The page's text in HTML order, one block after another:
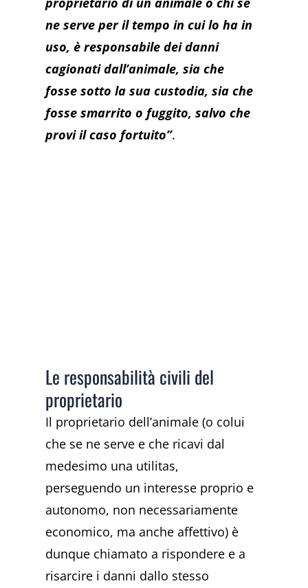
ne serve per il tempo in cui lo ha in
uso, è responsabile dei danni
cagionati dall’animale, sia che
fosse sotto la sua custodia, sia che
fosse smarrito o fuggito, salvo che
provi il caso fortuito”.
Le responsabilità civili del
proprietario
Il proprietario dell’animale (o colui
che se ne serve e che ricavi dal
medesimo una utilitas,
perseguendo un interesse proprio e
autonomo, non necessariamente
economico, ma anche affettivo) è
dunque chiamato a rispondere e a
risarcire i danni dallo stesso